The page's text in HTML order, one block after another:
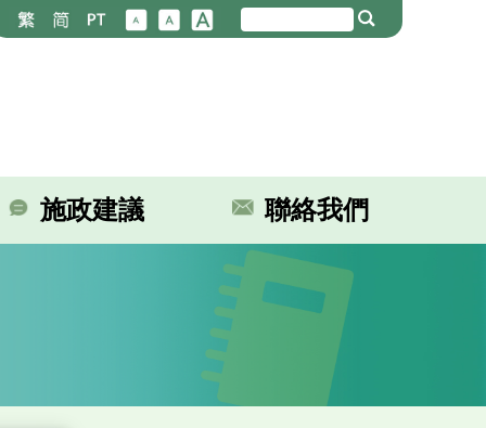
施政建議 聯絡我們